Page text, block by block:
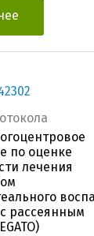
по оценке
лечения
рассеянным